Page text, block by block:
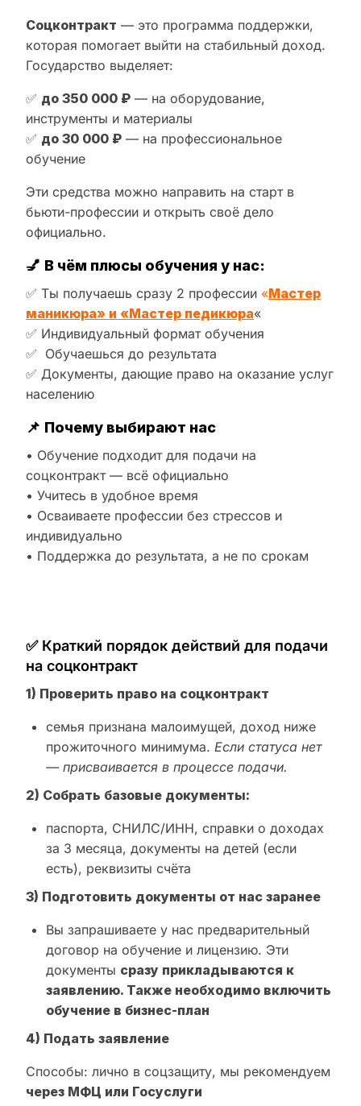
Соцконтракт — это программа поддержки,
которая помогает выйти на стабильный доход.
Государство выделяет:
✅ до 350 000 ₽ — на оборудование,
инструменты и материалы
✅ до 30 000 ₽ — на профессиональное
обучение
Эти средства можно направить на старт в
бьюти-профессии и открыть своё дело
официально.
💅 В чём плюсы обучения у нас:
✅ Ты получаешь сразу 2 профессии «Мастер
маникюра» и «Мастер педикюра«
✅ Индивидуальный формат обучения
✅ Обучаешься до результата
✅ Документы, дающие право на оказание услуг
населению
📌 Почему выбирают нас
• Обучение подходит для подачи на
соцконтракт — всё официально
• Учитесь в удобное время
• Осваиваете профессии без стрессов и
индивидуально
• Поддержка до результата, а не по срокам
✅ Краткий порядок действий для подачи
на соцконтракт
1) Проверить право на соцконтракт
семья признана малоимущей, доход ниже
прожиточного минимума. Если статуса нет
— присваивается в процессе подачи.
2) Собрать базовые документы:
паспорта, СНИЛС/ИНН, справки о доходах
за 3 месяца, документы на детей (если
есть), реквизиты счёта
3) Подготовить документы от нас заранее
Вы запрашиваете у нас предварительный
договор на обучение и лицензию. Эти
документы сразу прикладываются к
заявлению. Также необходимо включить
обучение в бизнес-план
4) Подать заявление
Способы: лично в соцзащиту, мы рекомендуем
через МФЦ или Госуслуги